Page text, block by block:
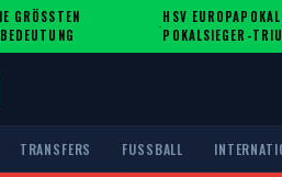
R
·
HSV
POKALSIEGER-
TRANSFERS FUSSBALL